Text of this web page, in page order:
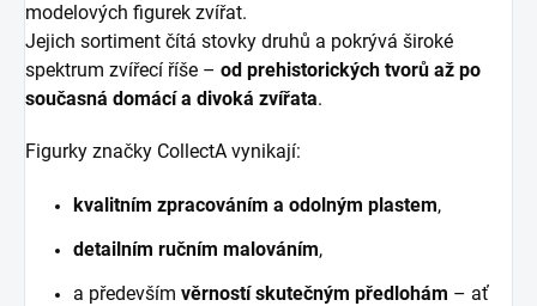
modelových figurek zvířat.
Jejich sortiment čítá stovky druhů a pokrývá široké
spektrum zvířecí říše – od prehistorických tvorů až po
současná domácí a divoká zvířata.
Figurky značky CollectA vynikají:
kvalitním zpracováním a odolným plastem,
detailním ručním malováním,
a především věrností skutečným předlohám – ať